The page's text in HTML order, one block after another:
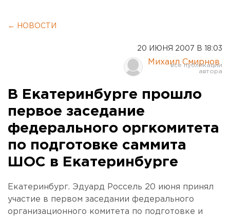
← НОВОСТИ
20 ИЮНЯ 2007 В 18:03
Михаил Смирнов
В Екатеринбурге прошло
первое заседание
федерального оргкомитета
по подготовке саммита
ШОС в Екатеринбурге
Екатеринбург. Эдуард Россель 20 июня принял
участие в первом заседании федерального
организационного комитета по подготовке и